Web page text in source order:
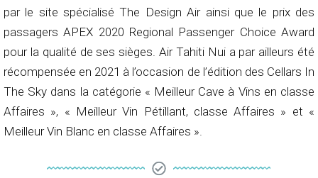
par le site spécialisé The Design Air ainsi que le prix des
passagers APEX 2020 Regional Passenger Choice Award
pour la qualité de ses sièges. Air Tahiti Nui a par ailleurs été
récompensée en 2021 à l’occasion de l’édition des Cellars In
The Sky dans la catégorie « Meilleur Cave à Vins en classe
Affaires », « Meilleur Vin Pétillant, classe Affaires » et «
Meilleur Vin Blanc en classe Affaires ».